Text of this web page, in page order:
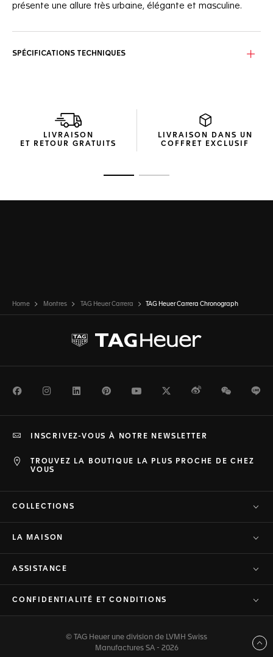
présente une allure très urbaine, élégante et masculine.
SPÉCIFICATIONS TECHNIQUES
LIVRAISON
ET RETOUR GRATUITS
LIVRAISON DANS UN
COFFRET EXCLUSIF
Home Montres TAG Heuer Carrera TAG Heuer Carrera Chronograph
FacebookInstagramLinkedInPinterestYoutubeTwitterWeiboWeChat
TROUVEZ LA BOUTIQUE LA PLUS PROCHE DE CHEZ
VOUS
INSCRIVEZ-VOUS À NOTRE NEWSLETTER
COLLECTIONS
LA MAISON
ASSISTANCE
CONFIDENTIALITÉ ET CONDITIONS
© TAG Heuer une division de LVMH Swiss
Manufactures SA - 2026
Haut de page